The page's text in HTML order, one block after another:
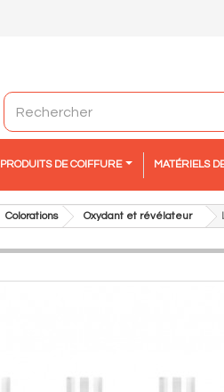
PRODUITS DE COIFFURE MATÉRIELS
Colorations Oxydant et révélateur